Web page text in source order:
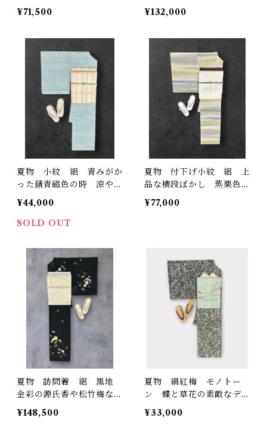
糸付き 裄丈 68.5㎝ K6
818
¥71,500
の縦縞 穏やかな草花柄
裄丈 68㎝ K7003
¥132,000
夏物 小紋 絽 青みがか
った錆青磁色の時 涼やか
に流れる曲線 裄丈 69.5
㎝ K6927
¥44,000
SOLD OUT
夏物 付下げ小紋 絽 上
品な横段ぼかし 蒸栗色
枯草色 藤鼠色など 裄丈
66㎝ K6353
¥77,000
夏物 訪問着 絽 黒地
金彩の源氏香や松竹梅な
ど 裄丈 67㎝ K6819
¥148,500
夏物 絹紅梅 モノトー
ン 蝶と草花の素敵なデザ
イン 裄丈 71㎝ K5998
¥33,000